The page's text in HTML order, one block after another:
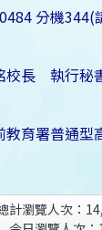
分機344(
校長 執行
育署普通型
計瀏覽人次：